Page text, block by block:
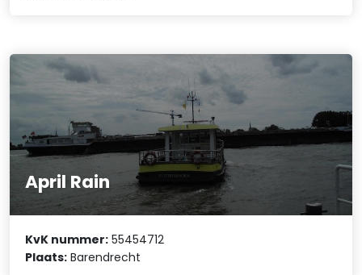
April Rain
KvK nummer: 55454712
Plaats: Barendrecht